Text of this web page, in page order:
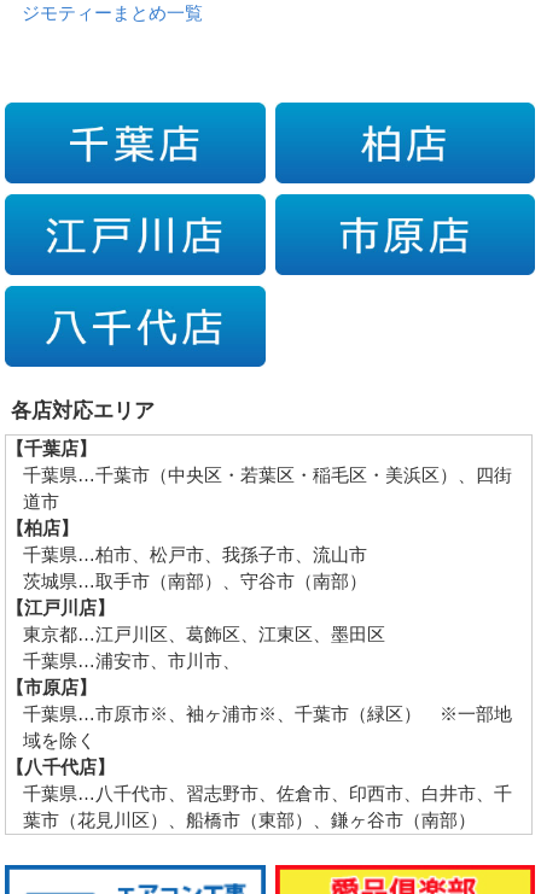
ジモティーまとめ一覧
各店対応エリア
【千葉店】
千葉県…千葉市（中央区・若葉区・稲毛区・美浜区）、四街
道市
【柏店】
千葉県…柏市、松戸市、我孫子市、流山市
茨城県…取手市（南部）、守谷市（南部）
【江戸川店】
東京都…江戸川区、葛飾区、江東区、墨田区
千葉県…浦安市、市川市、
【市原店】
千葉県…市原市※、袖ヶ浦市※、千葉市（緑区） ※一部地
域を除く
【八千代店】
千葉県…八千代市、習志野市、佐倉市、印西市、白井市、千
葉市（花見川区）、船橋市（東部）、鎌ヶ谷市（南部）